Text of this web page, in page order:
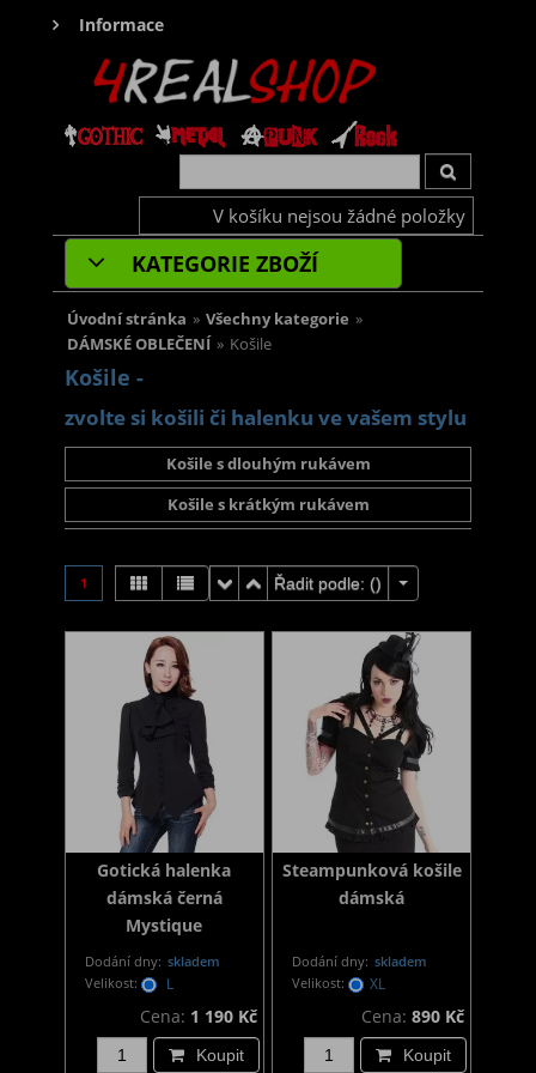
Informace
V košíku nejsou žádné položky
KATEGORIE ZBOŽÍ
Úvodní stránka » Všechny kategorie »
DÁMSKÉ OBLEČENÍ » Košile
Košile -
zvolte si košili či halenku ve vašem stylu
Košile s dlouhým rukávem
Košile s krátkým rukávem
1 Řadit podle: ()
Gotická halenka
dámská černá
Mystique
Dodání dny: skladem
Velikost:
L
Cena: 1 190 Kč
Koupit
Steampunková košile
dámská
Dodání dny: skladem
Velikost:
XL
Cena: 890 Kč
Koupit